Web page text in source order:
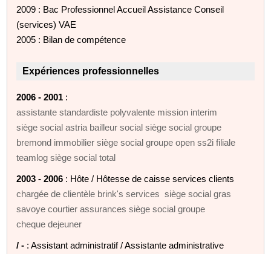
2009 : Bac Professionnel Accueil Assistance Conseil
(services) VAE
2005 : Bilan de compétence
Expériences professionnelles
2006 - 2001 :
assistante standardiste polyvalente mission interim
siège social astria bailleur social siège social groupe
bremond immobilier siège social groupe open ss2i filiale
teamlog siège social total
2003 - 2006 : Hôte / Hôtesse de caisse services clients
chargée de clientèle brink's services siège social gras
savoye courtier assurances siège social groupe
cheque dejeuner
/ - : Assistant administratif / Assistante administrative